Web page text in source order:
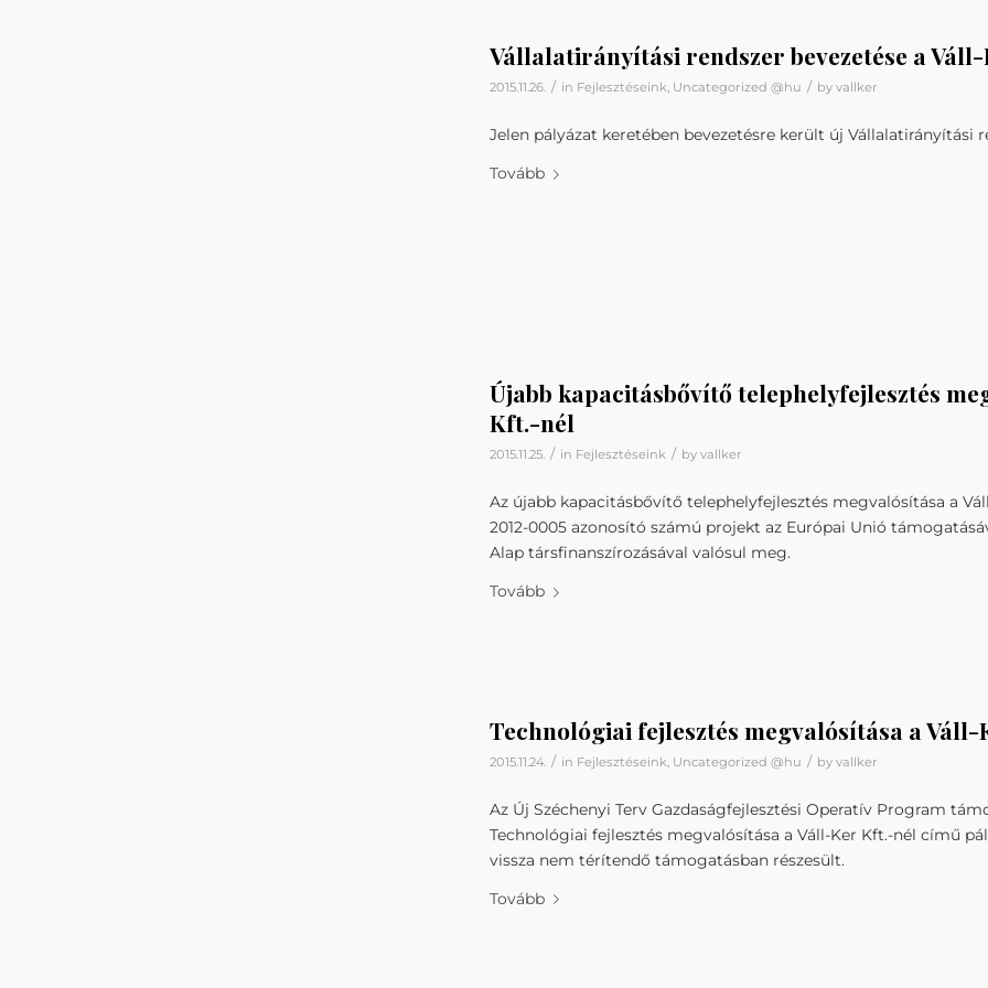
Vállalatirányítási rendszer bevezetése a
2015.11.26. / in Fejlesztéseink, Uncategorized @hu / by vallker
Jelen pályázat keretében bevezetésre került új Vállalatirányítási
Tovább
Újabb kapacitásbővítő telephelyfejlesztés
Kft.-nél
2015.11.25. / in Fejlesztéseink / by vallker
Az újabb kapacitásbővítő telephelyfejlesztés megvalósítása a
2012-0005 azonosító számú projekt az Európai Unió
Alap társfinanszírozásával valósul meg.
Tovább
Technológiai fejlesztés megvalósítása a
2015.11.24. / in Fejlesztéseink Uncategorized @hu / by vallker
Az Új Széchenyi Terv Gazdaságfejlesztési Operatív Program
Technológiai fejlesztés megvalósítása a Váll-Ker Kft.-nél című
vissza nem térítendő támogatásban részesült.
Tovább